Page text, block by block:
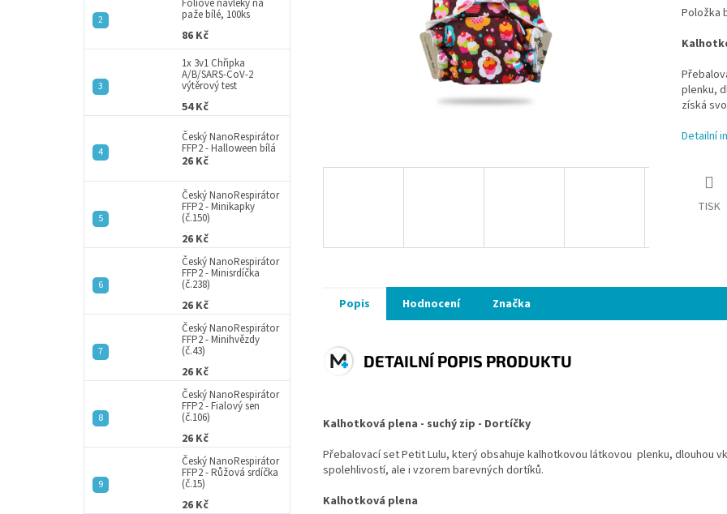
paže bílé, 100ks
86 Kč
1x 3v1 Chřipka
A/B/SARS-CoV-2
výtěrový test
54 Kč
Český NanoRespirátor
FFP2 - Halloween bílá
26 Kč
Český NanoRespirátor
FFP2 - Minikapky
(č.150)
26 Kč
Český NanoRespirátor
FFP2 - Minisrdíčka
(č.238)
26 Kč
Český NanoRespirátor
FFP2 - Minihvězdy
(č.43)
26 Kč
Český NanoRespirátor
FFP2 - Fialový sen
(č.106)
26 Kč
Český NanoRespirátor
FFP2 - Růžová srdíčka
(č.15)
26 Kč
Položka
plenku,
získá
Detailní
TISK
Popis Hodnocení Značka
DETAILNÍ POPIS PRODUKTU
Kalhotková plena - suchý zip - Dortíčky
Přebalovací set Petit Lulu, který obsahuje kalhotkovou látkovou plenku, dlouhou
spolehlivostí, ale i vzorem barevných dortíků.
Kalhotková plena